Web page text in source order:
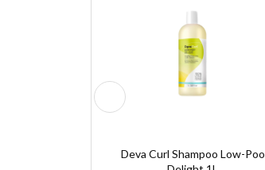
Deva Curl Shampoo Low-Poo